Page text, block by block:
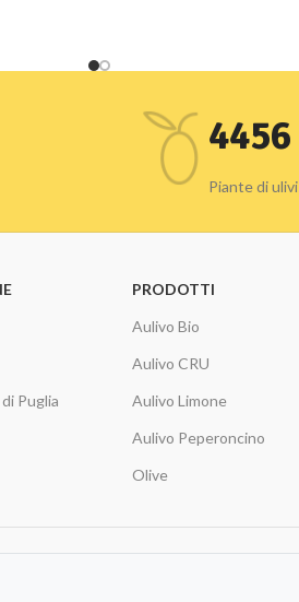
4456
Piante di ulivi
Puglia
PRODOTTI
Aulivo Bio
Aulivo CRU
Aulivo Limone
Aulivo Peperoncino
Olive